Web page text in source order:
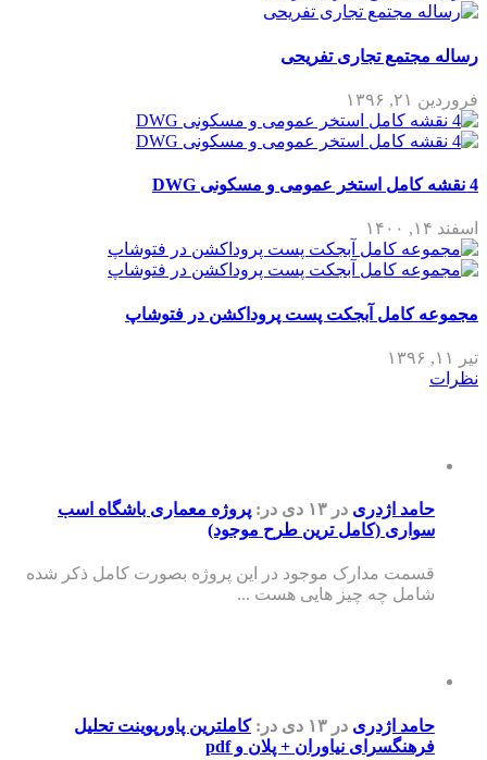
رساله مجتمع تجاری تفریحی
فروردین ۲۱, ۱۳۹۶
4 نقشه کامل استخر عمومی و مسکونی DWG
اسفند ۱۴, ۱۴۰۰
مجموعه کامل آبجکت پست پروداکشن در فتوشاپ
تیر ۱۱, ۱۳۹۶
نظرات
حامد اژدری در ۱۳ دی در: پروژه معماری باشگاه اسب
سواری (کامل ترین طرح موجود)
قسمت مدارک موجود در این پروژه بصورت کامل ذکر شده
شامل چه چیز هایی هست ...
حامد اژدری در ۱۳ دی در:کاملترین پاورپوینت تحلیل
فرهنگسرای نیاوران + پلان و pdf